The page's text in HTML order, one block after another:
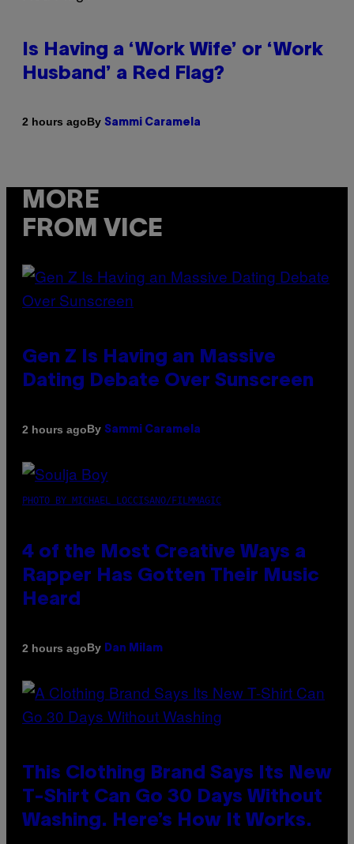
Is Having a ‘Work Wife’ or ‘Work
Husband’ a Red Flag?
2 hours agoBy Sammi Caramela
MORE
FROM VICE
Gen Z Is Having an Massive
Dating Debate Over Sunscreen
2 hours agoBy Sammi Caramela
PHOTO BY MICHAEL LOCCISANO/FILMMAGIC
4 of the Most Creative Ways a
Rapper Has Gotten Their Music
Heard
2 hours agoBy Dan Milam
This Clothing Brand Says Its New
T-Shirt Can Go 30 Days Without
Washing. Here’s How It Works.